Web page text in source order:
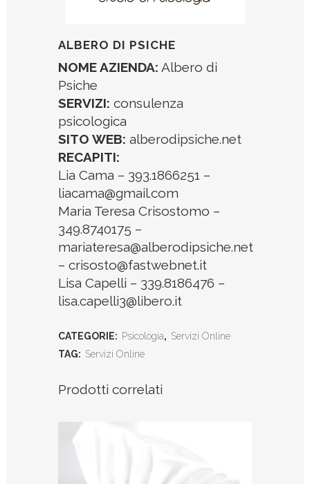
ALBERO DI PSICHE
NOME AZIENDA: Albero di
Psiche
SERVIZI: consulenza
psicologica
SITO WEB: alberodipsiche.net
RECAPITI:
Lia Cama – 393.1866251 –
liacama@gmail.com
Maria Teresa Crisostomo –
349.8740175 –
mariateresa@alberodipsiche.net
– crisosto@fastwebnet.it
Lisa Capelli – 339.8186476 –
lisa.capelli3@libero.it
CATEGORIE: Psicologia, Servizi Online
TAG: Servizi Online
Prodotti correlati